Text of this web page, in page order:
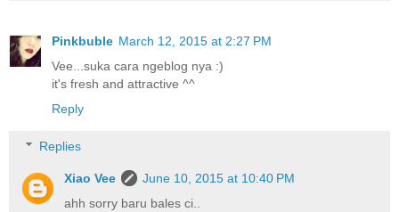
Pinkbuble March 12, 2015 at 2:27 PM
Vee...suka cara ngeblog nya :)
it's fresh and attractive ^^
Reply
Replies
Xiao Vee
June 10, 2015 at 10:40 PM
ahh sorry baru bales ci..